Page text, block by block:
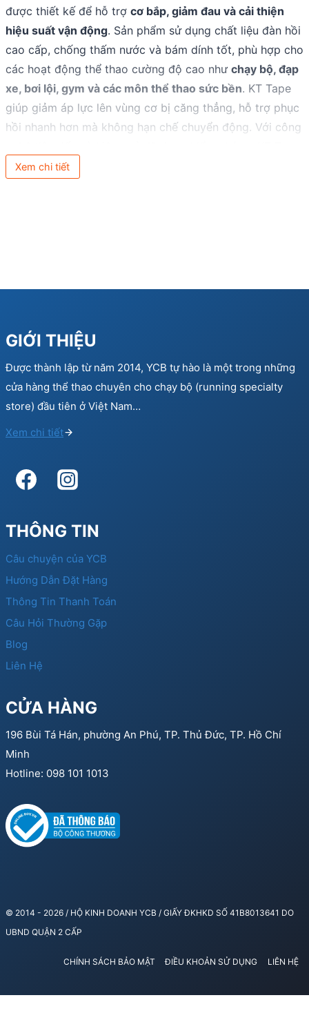
được thiết kế để hỗ trợ cơ bắp, giảm đau và cải thiện
hiệu suất vận động. Sản phẩm sử dụng chất liệu đàn hồi
cao cấp, chống thấm nước và bám dính tốt, phù hợp cho
các hoạt động thể thao cường độ cao như chạy bộ, đạp
xe, bơi lội, gym và các môn thể thao sức bền. KT Tape
giúp giảm áp lực lên vùng cơ bị căng thẳng, hỗ trợ phục
hồi nhanh hơn mà không hạn chế chuyển động. Với công
là lựa chọn tin cậy của nhiều vận động viên và chuyên
Xem chi tiết
GIỚI THIỆU
Được thành lập từ năm 2014, YCB tự hào là một trong những
cửa hàng thể thao chuyên cho chạy bộ (running specialty
store) đầu tiên ở Việt Nam…
Xem chi tiết
THÔNG TIN
Câu chuyện của YCB
Hướng Dẫn Đặt Hàng
Thông Tin Thanh Toán
Câu Hỏi Thường Gặp
Blog
Liên Hệ
CỬA HÀNG
196 Bùi Tá Hán, phường An Phú, TP. Thủ Đức, TP. Hồ Chí
Minh
Hotline: 098 101 1013
© 2014 - 2026 / HỘ KINH DOANH YCB / GIẤY ĐKHKD SỐ 41B8013641 DO
UBND QUẬN 2 CẤP
CHÍNH SÁCH BẢO MẬT ĐIỀU KHOẢN SỬ DỤNG LIÊN HỆ